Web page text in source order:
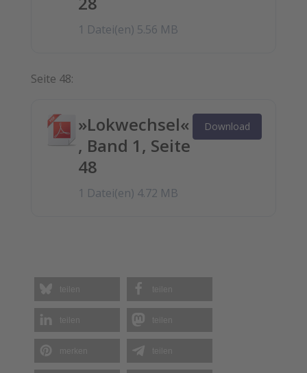
1 Datei(en) 5.56 MB
Seite 48:
»Lokwechsel«
, Band 1, Seite
48
1 Datei(en) 4.72 MB
Download